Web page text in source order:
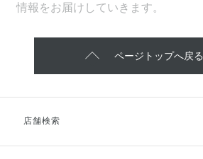
情報をお届けしていきます。
ページトップへ戻る
店舗検索